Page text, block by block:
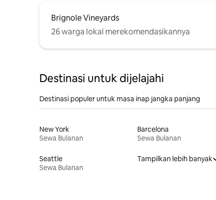
Brignole Vineyards
26 warga lokal merekomendasikannya
Destinasi untuk dijelajahi
Destinasi populer untuk masa inap jangka panjang
New York
Sewa Bulanan
Barcelona
Sewa Bulanan
Seattle
Sewa Bulanan
Tampilkan lebih banyak